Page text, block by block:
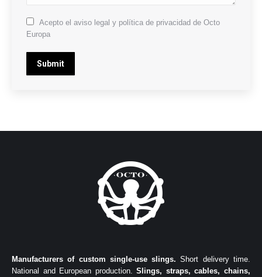
Acepto el aviso legal y política de privacidad de Octo
Europa
Submit
Manufacturers of custom single-use slings. Short delivery time.
National and European production.Slings, straps, cables, chains,